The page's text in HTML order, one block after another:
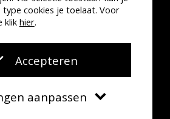
type cookies je toelaat. Voor
klik hier.
Accepteren
aanpassen
doorThe Cre8ion.Lab